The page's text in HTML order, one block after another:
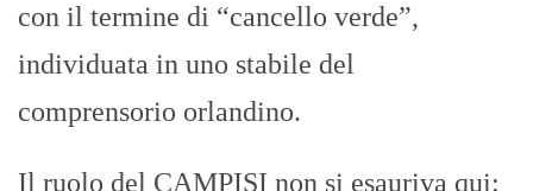
con il termine di “cancello verde”,
individuata in uno stabile del
comprensorio orlandino.
Il ruolo del CAMPISI non si esauriva qui: